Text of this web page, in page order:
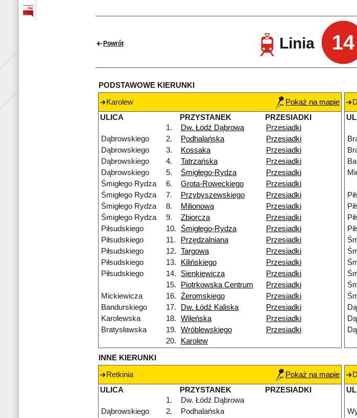
Powrót Linia 14
PODSTAWOWE KIERUNKI
Karolew
Pokaż na mapie
ULICA
PRZYSTANEK
PRZESIADKI
1.
Dw. Łódź Dąbrowa
Przesiadki
Dąbrowskiego
2. Podhalańska
Przesiadki
Dąbrowskiego
3. Kossaka
Przesiadki
Dąbrowskiego
4. Tatrzańska
Przesiadki
Dąbrowskiego
5. Śmigłego-Rydza
Przesiadki
Śmigłego Rydza
6. Grota-Roweckiego
Przesiadki
Śmigłego Rydza
7. Przybyszewskiego
Przesiadki
Śmigłego Rydza
8. Milionowa
Przesiadki
Śmigłego Rydza
9. Zbiorcza
Przesiadki
Piłsudskiego
10. Śmigłego-Rydza
Przesiadki
Piłsudskiego
11. Przędzalniana
Przesiadki
Piłsudskiego
12. Targowa
Przesiadki
Piłsudskiego
13. Kilińskiego
Przesiadki
Piłsudskiego
14. Sienkiewicza
Przesiadki
15.
Piotrkowska Centrum
Przesiadki
Mickiewicza
16. Żeromskiego
Przesiadki
Bandurskiego
17. Dw. Łódź Kaliska
Przesiadki
Karolewska
18. Wileńska
Przesiadki
Bratysławska
19. Wróblewskiego
Przesiadki
20.
Karolew
INNE KIERUNKI
Retkinia
Pokaż na mapie
ULICA
PRZYSTANEK
PRZESIADKI
1.
Dw. Łódź Dąbrowa
Dąbrowskiego
2.
Podhalańska